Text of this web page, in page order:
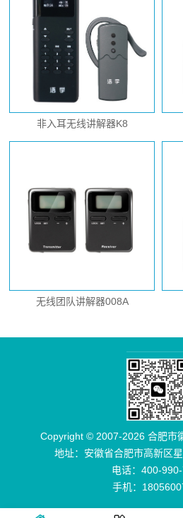
非入耳无线讲解器K8
无线团队讲解器008A
Copyright © 2007-2026 合肥市
地址：安徽省合肥市高新区
电话：400-
手机：